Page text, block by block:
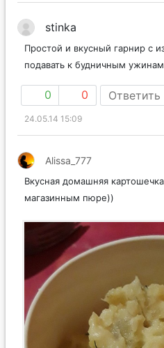
stinka
Простой и вкусный гарнир с
подавать к будничным
0 0 Ответить
24.05.14 15:09
Alissa_777
Вкусная домашняя
магазинным пюре))